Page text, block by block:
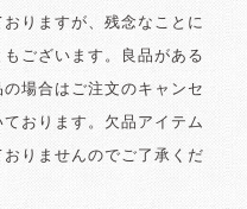
りますが、残念なことに
ございます。良品がある
場合はご注文のキャンセ
おります。欠品アイテム
りませんのでご了承くだ